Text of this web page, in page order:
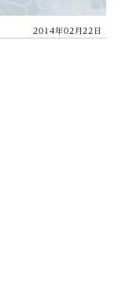
2014年02月22日